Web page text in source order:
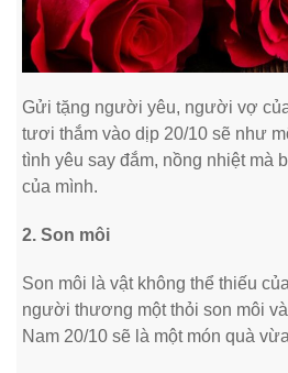
Gửi tặng người yêu, người vợ
tươi thắm vào dịp 20/10 sẽ như
tình yêu say đắm, nồng nhiệt mà
của mình.
2. Son môi
Son môi là vật không thể thiếu
người thương một thỏi son môi
Nam 20/10 sẽ là một món quà